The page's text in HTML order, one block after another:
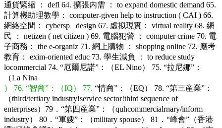
通貨緊縮 ： defl 64. 擴張内需 ： to expand domestic demand 65.
計算機助理教學： computer-given help to instruction ( CAI ) 66.
網絡空間： cybersp_ design 67. 虛拟現實： virtual reality 68. 網
民 ： netizen ( net citizen ) 69. 電腦犯警 ： computer crime 70. 電
子商務： the e-organiz 71. 網上購物 ： shopping online 72. 應考
教育： exim-oriented educ 73. 學生減負 ： to reduce study
locommercial 74. “厄爾尼諾”：（EL Nino） 75. “拉尼娜”：
（La Nina
） 76. “智商”：（IQ） 77. “情商”：（EQ） 78. “第三産業”：
（third/tertiary industry!service sector!third sequence of
enterprises）79．“第四産業”：（quhcommercialrnary/inform
industry） 80．“軍嫂”：（military spouse） 81．“峰會”（香港